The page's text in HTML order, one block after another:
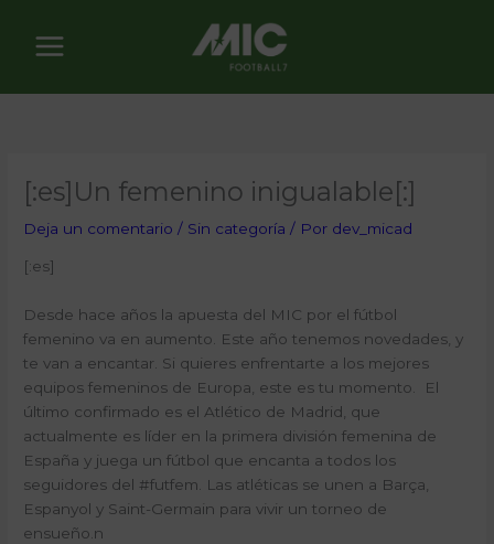
contenido
[:es]Un femenino inigualable[:]
Deja un comentario / Sin categoría / Por dev_micad
[:es]
Desde hace años la apuesta del MIC por el fútbol
femenino va en aumento. Este año tenemos novedades, y
te van a encantar. Si quieres enfrentarte a los mejores
equipos femeninos de Europa, este es tu momento. El
último confirmado es el Atlético de Madrid, que
actualmente es líder en la primera división femenina de
España y juega un fútbol que encanta a todos los
seguidores del #futfem. Las atléticas se unen a Barça,
Espanyol y Saint-Germain para vivir un torneo de
ensueño.n